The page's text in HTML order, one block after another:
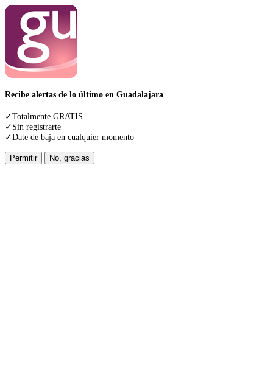
Recibe alertas de lo último en Guadalajara
✓Totalmente GRATIS
✓Sin registrarte
✓Date de baja en cualquier momento
Permitir No, gracias